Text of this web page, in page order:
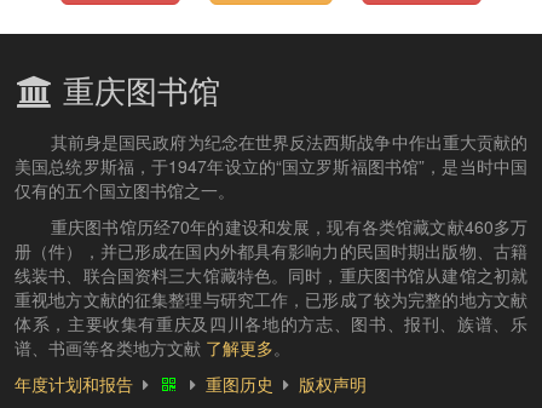
重庆图书馆
其前身是国民政府为纪念在世界反法西斯战争中作出重大贡献的
美国总统罗斯福，于1947年设立的“国立罗斯福图书馆”，是当时中国
仅有的五个国立图书馆之一。
重庆图书馆历经70年的建设和发展，现有各类馆藏文献460多万
册（件），并已形成在国内外都具有影响力的民国时期出版物、古籍
线装书、联合国资料三大馆藏特色。同时，重庆图书馆从建馆之初就
重视地方文献的征集整理与研究工作，已形成了较为完整的地方文献
体系，主要收集有重庆及四川各地的方志、图书、报刊、族谱、乐
谱、书画等各类地方文献 了解更多。
年度计划和报告
重图历史 版权声明